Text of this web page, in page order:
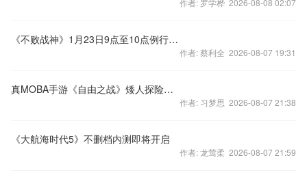
作者: 罗学桦 2026-08-08 02:07
《不败战神》1月23日9点至10点例行维护公告
作者: 蔡利全 2026-08-07 19:31
真MOBA手游《自由之战》矮人探险家 哈比介绍
作者: 习梦思 2026-08-07 21:38
《大航海时代5》不删档内测即将开启
作者: 龙莺柔 2026-08-07 21:59